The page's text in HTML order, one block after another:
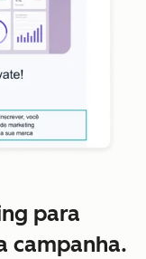
para
campanha.